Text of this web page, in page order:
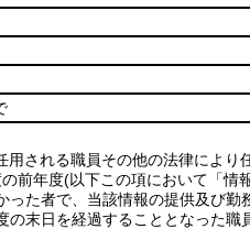
用される職員その他の法律により
前年度(以下この項において「情
た者で、当該情報の提供及び
の末日を経過することとなった職